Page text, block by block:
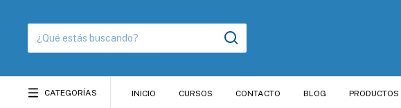
CATEGORÍAS INICIO CURSOS CONTACTO BLOG PRODUCTOS